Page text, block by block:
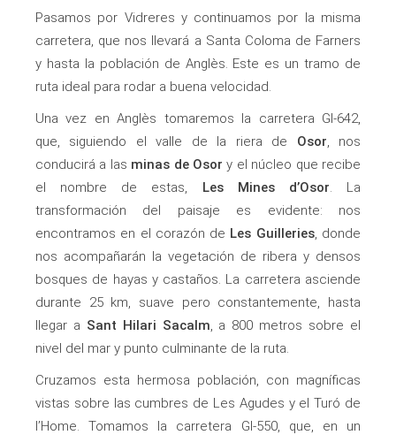
Pasamos por Vidreres y continuamos por la misma
carretera, que nos llevará a Santa Coloma de Farners
y hasta la población de Anglès. Este es un tramo de
ruta ideal para rodar a buena velocidad.
Una vez en Anglès tomaremos la carretera GI-642,
que, siguiendo el valle de la riera de Osor, nos
conducirá a las minas de Osor y el núcleo que recibe
el nombre de estas, Les Mines d’Osor. La
transformación del paisaje es evidente: nos
encontramos en el corazón de Les Guilleries, donde
nos acompañarán la vegetación de ribera y densos
bosques de hayas y castaños. La carretera asciende
durante 25 km, suave pero constantemente, hasta
llegar a Sant Hilari Sacalm, a 800 metros sobre el
nivel del mar y punto culminante de la ruta.
Cruzamos esta hermosa población, con magníficas
vistas sobre las cumbres de Les Agudes y el Turó de
l’Home. Tomamos la carretera GI-550, que, en un